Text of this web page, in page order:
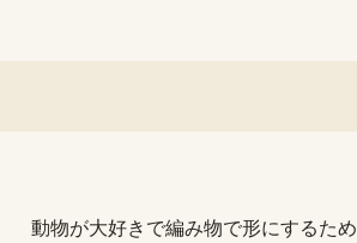
動物が大好きで編み物で形にするた